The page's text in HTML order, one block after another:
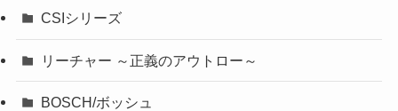
CSIシリーズ
リーチャー ～正義のアウトロー～
BOSCH/ボッシュ